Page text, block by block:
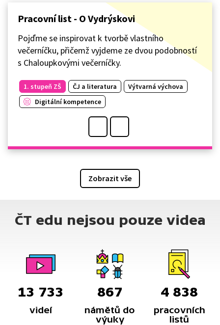
Pracovní list - O Vydrýskovi
Pojďme se inspirovat k tvorbě vlastního
večerníčku, přičemž vyjdeme ze dvou podobností
s Chaloupkovými večerníčky.
1. stupeň ZŠ ČJ a literatura
Výtvarná výchova
Digitální kompetence
Zobrazit vše
ČT edu nejsou pouze videa
13 733
videí
867
námětů do
výuky
4 838
pracovních
listů